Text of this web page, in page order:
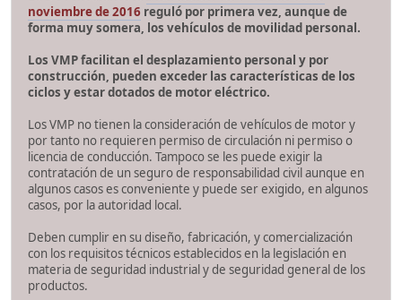
noviembre de 2016 reguló por primera vez, aunque de
forma muy somera, los vehículos de movilidad personal.
Los VMP facilitan el desplazamiento personal y por
construcción, pueden exceder las características de los
ciclos y estar dotados de motor eléctrico.
Los VMP no tienen la consideración de vehículos de motor y
por tanto no requieren permiso de circulación ni permiso o
licencia de conducción. Tampoco se les puede exigir la
contratación de un seguro de responsabilidad civil aunque en
algunos casos es conveniente y puede ser exigido, en algunos
casos, por la autoridad local.
Deben cumplir en su diseño, fabricación, y comercialización
con los requisitos técnicos establecidos en la legislación en
materia de seguridad industrial y de seguridad general de los
productos.